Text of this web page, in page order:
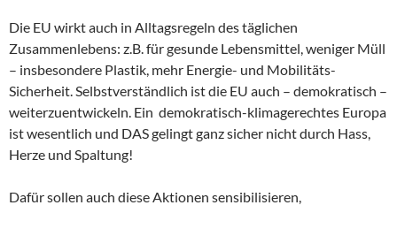
Die EU wirkt auch in Alltagsregeln des täglichen
Zusammenlebens: z.B. für gesunde Lebensmittel, weniger Müll
– insbesondere Plastik, mehr Energie- und Mobilitäts-
Sicherheit. Selbstverständlich ist die EU auch – demokratisch –
weiterzuentwickeln. Ein demokratisch-klimagerechtes Europa
ist wesentlich und DAS gelingt ganz sicher nicht durch Hass,
Herze und Spaltung!
Dafür sollen auch diese Aktionen sensibilisieren,